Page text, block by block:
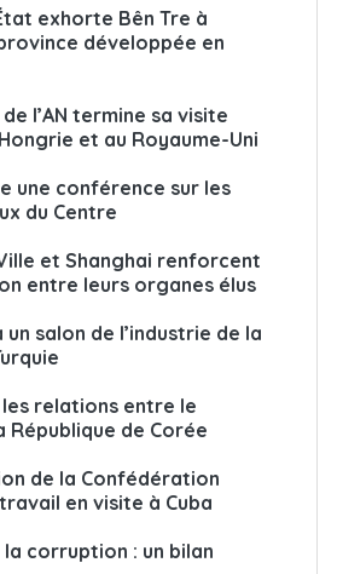
exhorte Bên Tre à
développée en
l’AN termine sa visite
et au Royaume-Uni
une conférence sur les
du Centre
et Shanghai renforcent
entre leurs organes élus
un salon de l’industrie de la
relations entre le
République de Corée
de la Confédération
en visite à Cuba
corruption : un bilan